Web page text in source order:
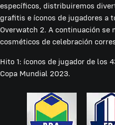
específicos, distribuiremos
grafitis e íconos de jugadores a
Overwatch 2. A continuación se
cosméticos de celebración
Hito 1: íconos de jugador de los
Copa Mundial 2023.